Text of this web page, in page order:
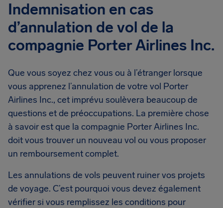
Indemnisation en cas
d’annulation de vol de la
compagnie Porter Airlines Inc.
Que vous soyez chez vous ou à l’étranger lorsque
vous apprenez l’annulation de votre vol Porter
Airlines Inc., cet imprévu soulèvera beaucoup de
questions et de préoccupations. La première chose
à savoir est que la compagnie Porter Airlines Inc.
doit vous trouver un nouveau vol ou vous proposer
un remboursement complet.
Les annulations de vols peuvent ruiner vos projets
de voyage. C’est pourquoi vous devez également
vérifier si vous remplissez les conditions pour